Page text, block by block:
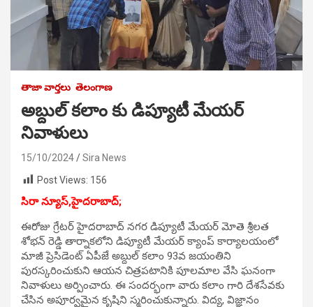
తాజా వార్తలు తెలంగాణ
అబ్దుల్ కలాం కు డిప్యూటీ మేయర్
నివాళులు
15/10/2024
Sira News
Post Views: 156
సిరా న్యూస్,హైదరాబాద్;
ఈరోజు గ్రేటర్ హైదరాబాద్ నగర డిప్యూటీ మేయర్ మోతె శ్రీలత
శోభన్ రెడ్డి తార్నాకలోని డిప్యూటీ మేయర్ క్యాంప్ కార్యాలయంలో
మాజీ ప్రెసిడెంట్ ఏపీజే అబ్దుల్ కలాం 93వ జయంతిని
పురస్కరించుకుని ఆయన చిత్రపటానికి పూలమాల వేసి ఘనంగా
నివాళులు అర్పించారు. ఈ సందర్భంగా వారు కలాం గారి దేశసేవకు
చేసిన అపూర్వమైన కృషిని స్మరించుకున్నారు. విద్య, విజ్ఞానం